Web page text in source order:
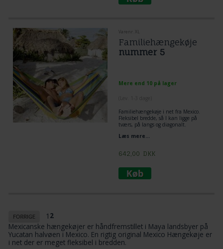
Varenr. XL
Familiehængekøje
nummer 5
Mere end 10 på lager
Familiehængekøje i net fra Mexico.
Fleksibel bredde, så I kan ligge på
tværs, på langs og diagonalt.
Læs mere...
642,00 DKK
1 2
Mexicanske hængekøjer er håndfremstillet i Maya landsbyer på
Yucatan halvøen i Mexico. En rigtig original Mexico Hængekøje er
i net der er meget fleksibel i bredden.